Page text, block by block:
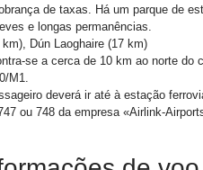
de taxas. Há um parque de
e longas permanências.
km), Dún Laoghaire (17 km)
se a cerca de 10 km ao norte do
M1.
deverá ir até à estação
ou 748 da empresa «Airlink-